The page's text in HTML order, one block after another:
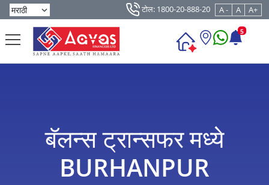
टोल: 1800-20-888-20 A - A A+
5
बॅलन्स ट्रान्सफर मध्ये
BURHANPUR